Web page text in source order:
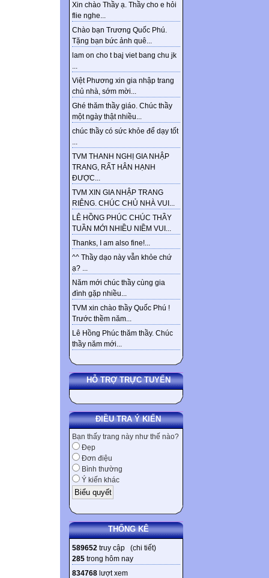
Xin chào Thầy ạ. Thầy cho e hỏi
flie nghe...
Chào bạn Trương Quốc Phú.
Tặng bạn bức ảnh quê...
lam on cho t baj viet bang chu jk
...
Việt Phương xin gia nhập trang
chủ nhà, sớm mời...
Ghé thăm thầy giáo. Chúc thầy
một ngày thật nhiều...
chúc thầy có sức khỏe để dạy tốt
...
TVM THANH NGHỊ GIA NHẬP
TRANG, RẤT HÂN HẠNH
ĐƯỢC...
TVM XIN GIA NHẬP TRANG
RIÊNG. CHÚC CHỦ NHÀ VUI...
LÊ HỒNG PHÚC CHÚC THẦY
TUẦN MỚI NHIỀU NIỀM VUI...
Thanks, I am also fine!...
^^ Thầy dạo này vẫn khỏe chứ
ạ? ...
Năm mới chúc thầy cùng gia
đình gặp nhiều...
TVM xin chào thầy Quốc Phú !
Trước thềm năm...
Lê Hồng Phúc thăm thầy. Chúc
thầy năm mới...
HỖ TRỢ TRỰC TUYẾN
ĐIỀU TRA Ý KIẾN
Bạn thấy trang này như thế nào?
Đẹp
Đơn điệu
Bình thường
Ý kiến khác
THỐNG KÊ
589652 truy cập (chi tiết)
285 trong hôm nay
834768 lượt xem